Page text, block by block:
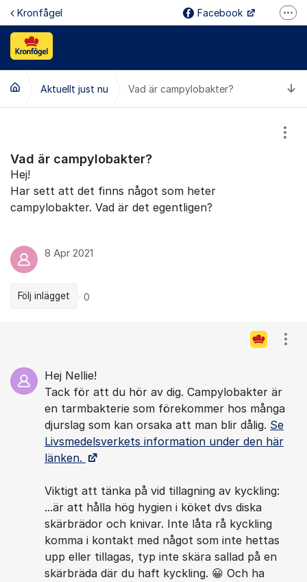
Hoppa till innehåll
Kronfågel Facebook
Youtube
Aktuellt just nu Vad är campylobakter?
Vad är campylobakter?
Hej!
Har sett att det finns något som heter
campylobakter. Vad är det egentligen?
8 Apr 2021
Följ inlägget 0
Hej Nellie!
Tack för att du hör av dig. Campylobakter är
en tarmbakterie som förekommer hos många
djurslag som kan orsaka att man blir dålig. Se
Livsmedelsverkets information under den här
länken.
Viktigt att tänka på vid tillagning av kyckling:
...är att hålla hög hygien i köket dvs diska
skärbrädor och knivar. Inte låta rå kyckling
komma i kontakt med något som inte hettas
upp eller tillagas, typ inte skära sallad på en
skärbräda där du haft kyckling. 😀 Och ha